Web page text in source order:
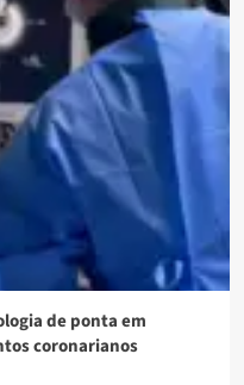
de ponta em
coronarianos